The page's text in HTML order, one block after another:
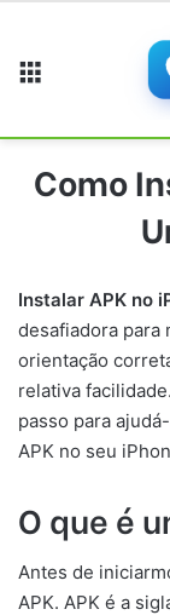
Como
Instalar APK no
desafiadora para
orientação
relativa
passo para
APK no seu
O que é
Antes de
APK. APK é a